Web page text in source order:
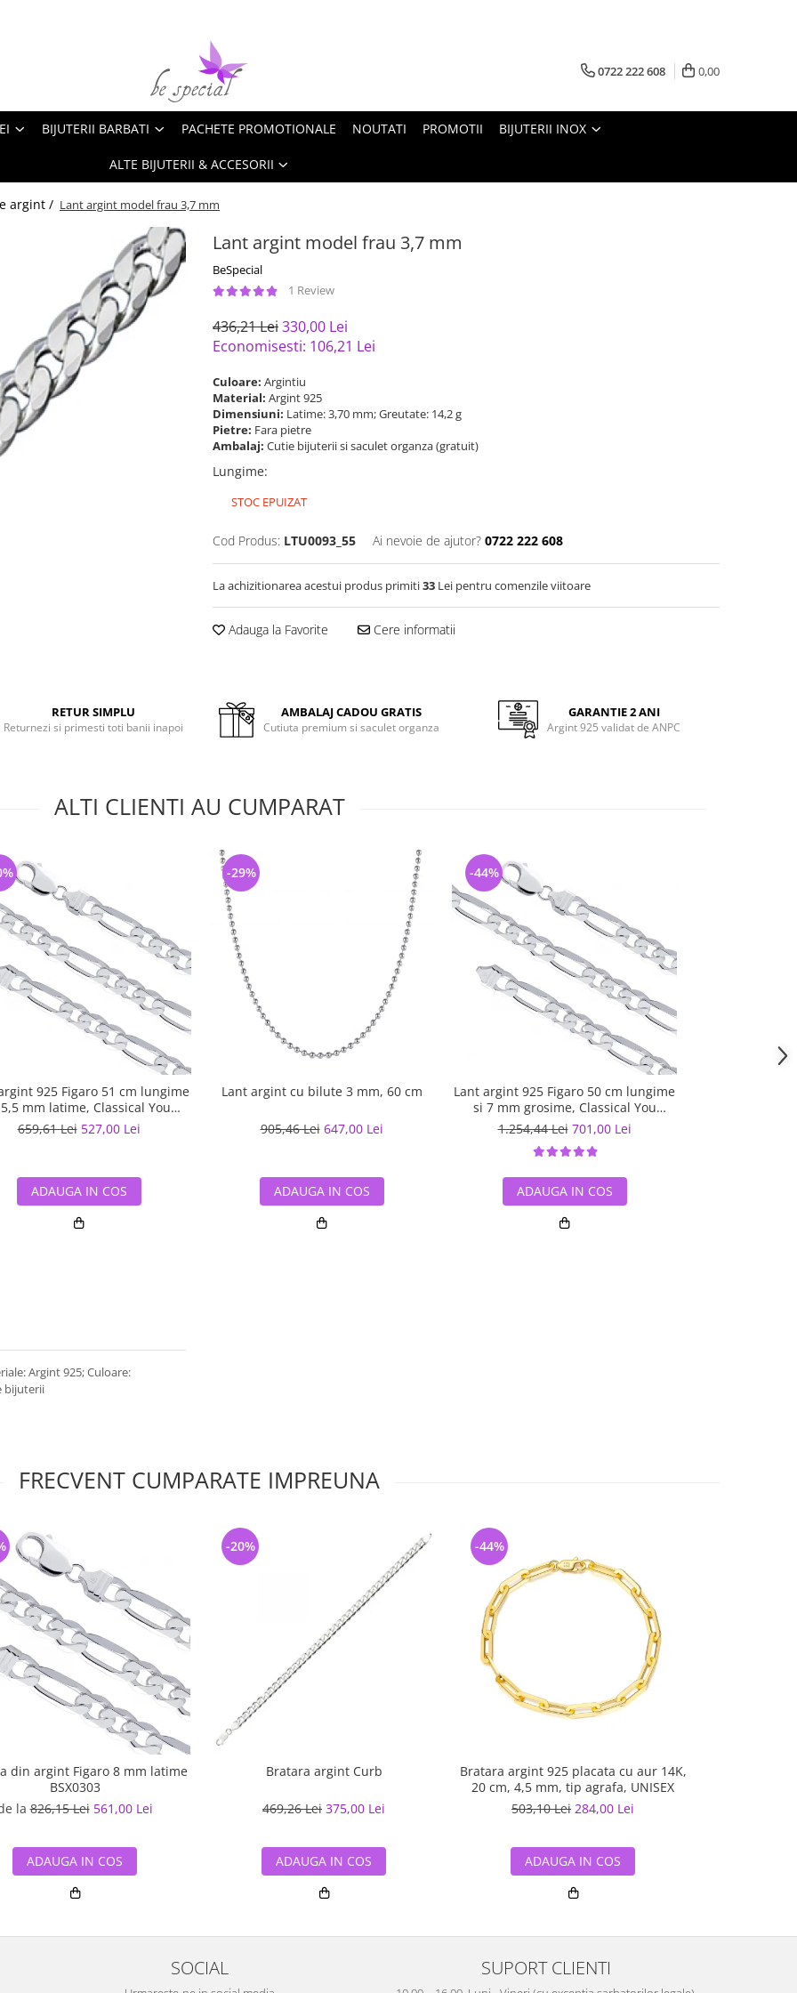
0722 222 608 0,00
BIJUTERII BARBATI PACHETE PROMOTIONALE NOUTATI PROMOTII BIJUTERII INOX
ALTE BIJUTERII & ACCESORII
argint / Lant argint model frau 3,7 mm
Lant argint model frau 3,7 mm
BeSpecial
1 Review
436,21 Lei330,00 Lei
Economisesti: 106,21 Lei
Culoare: Argintiu
Material: Argint 925
Dimensiuni: Latime: 3,70 mm; Greutate: 14,2 g
Pietre: Fara pietre
Ambalaj: Cutie bijuterii si saculet organza (gratuit)
Lungime:
STOC EPUIZAT
Cod Produs: LTU0093_55 Ai nevoie de ajutor? 0722 222 608
La achizitionarea acestui produs primiti33 Lei pentru comenzile viitoare
Adauga la Favorite Cere informatii
RETUR SIMPLU
Returnezi si primesti toti banii inapoi
AMBALAJ CADOU GRATIS
Cutiuta premium si saculet organza
GARANTIE 2 ANI
Argint 925 validat de ANPC
ALTI CLIENTI AU CUMPARAT
925 Figaro 51 cm lungime
mm latime, Classical You
LSX0202
659,61 Lei 527,00 Lei
ADAUGA IN COS
Lant argint cu bilute 3 mm, 60 cm
905,46 Lei 647,00 Lei
-29%
ADAUGA IN COS
Lant argint 925 Figaro 50 cm lungime
si 7 mm grosime, Classical You
LSX0201
1.254,44 Lei 701,00 Lei
-44%
ADAUGA IN COS
Argint 925; Culoare:
bijuterii
FRECVENT CUMPARATE IMPREUNA
din argint Figaro 8 mm latime
BSX0303
la826,15 Lei 561,00 Lei
ADAUGA IN COS
Bratara argint Curb
469,26 Lei 375,00 Lei
-20%
ADAUGA IN COS
Bratara argint 925 placata cu aur 14K,
20 cm, 4,5 mm, tip agrafa, UNISEX
503,10 Lei 284,00 Lei
-44%
ADAUGA IN COS
SOCIAL SUPORT CLIENTI